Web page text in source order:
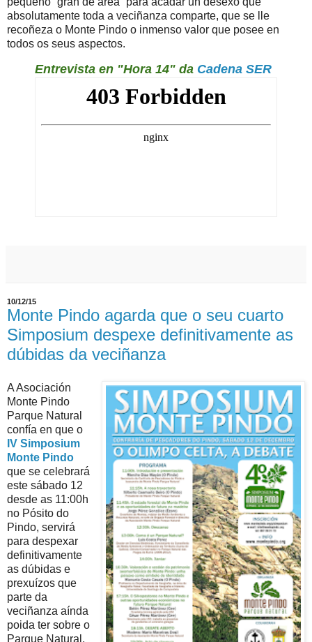
absolutamente toda a veciñanza comparte, que se lle
recoñeza o Monte Pindo o inmenso valor que posee en
todos os seus aspectos.
Entrevista en "Hora 14" da Cadena SER
10/12/15
Monte Pindo agarda que o seu cuarto
Simposium despexe definitivamente as
dúbidas da veciñanza
A Asociación
Monte Pindo
Parque Natural
confía en que o
IV Simposium
Monte Pindo
que se celebrará
este sábado 12
desde as 11:00h
no Pósito do
Pindo, servirá
para despexar
definitivamente
as dúbidas e
prexuízos que
parte da
veciñanza aínda
poida ter sobre o
Parque Natural.